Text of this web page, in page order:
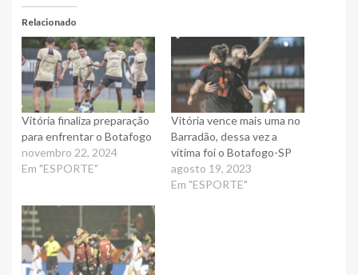
Relacionado
Vitória finaliza preparação
para enfrentar o Botafogo
novembro 22, 2024
Em "ESPORTE"
Vitória vence mais uma no
Barradão, dessa vez a
vítima foi o Botafogo-SP
agosto 19, 2023
Em "ESPORTE"